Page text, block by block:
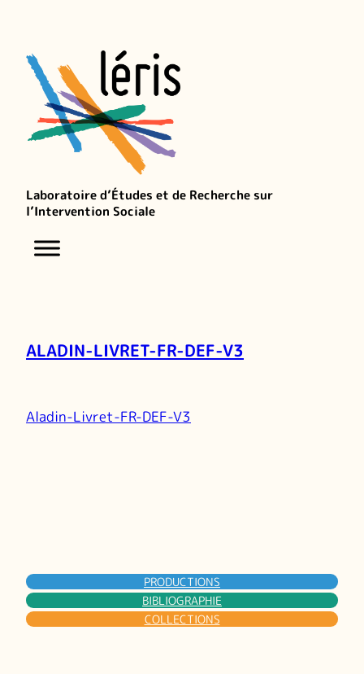
Laboratoire d’Études et de Recherche sur
l’Intervention Sociale
ALADIN-LIVRET-FR-DEF-V3
Aladin-Livret-FR-DEF-V3
PRODUCTIONS
BIBLIOGRAPHIE
COLLECTIONS